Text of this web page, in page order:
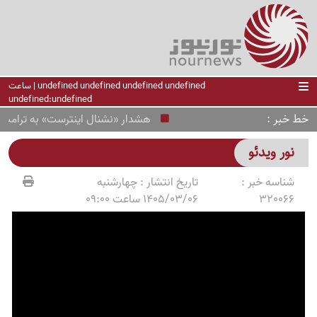
undefined undefined undefined undefined | ساعت
undefined:undefined
خط خبر هشدار «نشنال اینترست» به ترامپ
نور ویدئو
شناسه خبر :
320066
تاریخ انتشار :چهارشنبه
1405/03/06 ساعت 09:00